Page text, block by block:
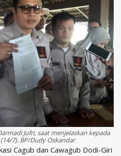
Jufri, saat menjelaskan kepada
7). BP/Dudy Oskandar
Cagub dan Cawagub Dodi-Giri